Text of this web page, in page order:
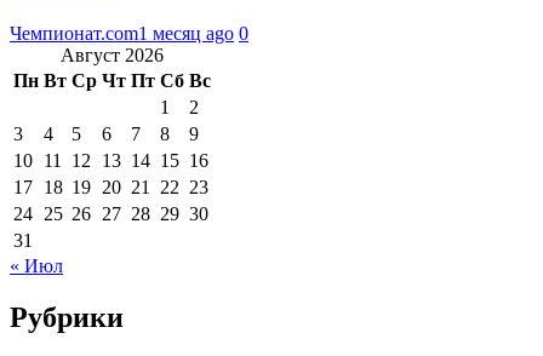
Чемпионат.com1 месяц ago 0
Август 2026
Пн Вт Ср Чт Пт Сб Вс
1
2
3
4 5 6 7 8
9
10 11 12 13 14 15 16
17 18 19 20 21 22 23
24 25 26 27 28 29 30
31
« Июл
Рубрики